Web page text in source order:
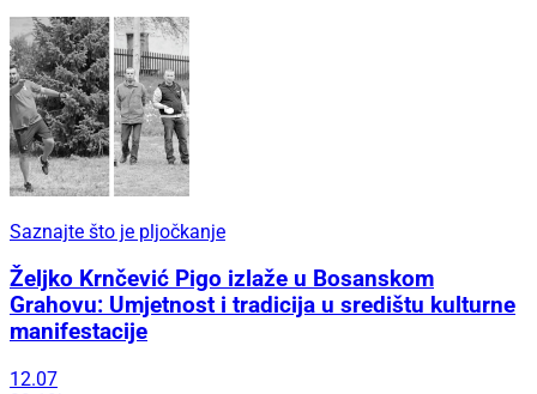
Saznajte što je pljočkanje
Željko Krnčević Pigo izlaže u Bosanskom
Grahovu: Umjetnost i tradicija u središtu kulturne
manifestacije
12.07